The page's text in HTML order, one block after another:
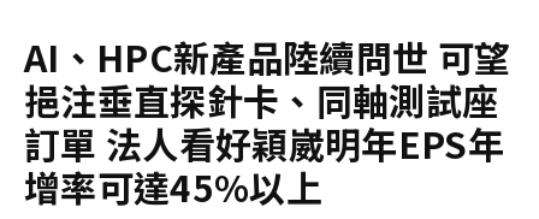
AI、 HPC新產品陸續問世 可望
挹注垂直探針卡、同軸測試座
訂單 法人看好穎崴明年EPS年
增率可達45%以上